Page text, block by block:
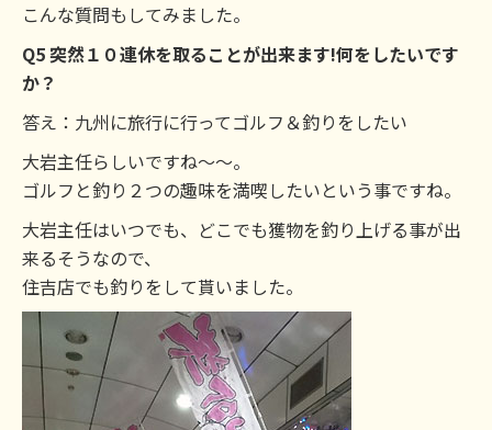
こんな質問もしてみました。
Q5 突然１０連休を取ることが出来ます!何をしたいです
か？
答え：九州に旅行に行ってゴルフ＆釣りをしたい
大岩主任らしいですね～～。
ゴルフと釣り２つの趣味を満喫したいという事ですね。
大岩主任はいつでも、どこでも獲物を釣り上げる事が出
来るそうなので、
住吉店でも釣りをして貰いました。